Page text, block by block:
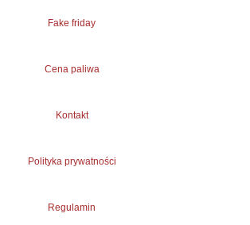
Fake friday
Cena paliwa
Kontakt
Polityka prywatności
Regulamin